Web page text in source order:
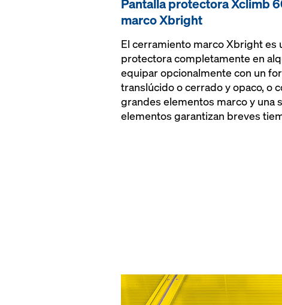
Pantalla protectora Xclimb
marco Xbright
El cerramiento marco Xbright es
protectora completamente en
equipar opcionalmente con un
translúcido o cerrado y opaco, o
grandes elementos marco y una
elementos garantizan breves